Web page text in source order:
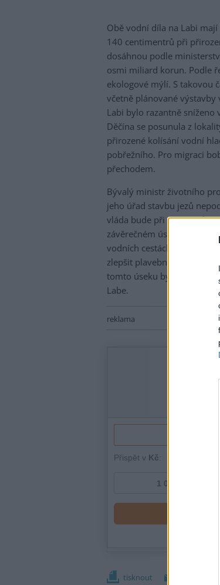
Obě vodní díla na Labi
140 centimentrů při
dosáhnou podle
osmi miliard korun. Podle
ekologové mýlí. S takovou
včetně plánované
Labi bylo razantně sníženo
Děčína se posunula z
přirozené kolísání vodní
pobřežního. Pro migraci
přechodem.
Bývalý ministr životního
jeho úřad stavbu jezů
vláda bude při řešení
závěrečném úseku české
vodních cestách
zlepšit plavební podmínky
tomto úseku byla už v
Labe.
reklama
tisknout